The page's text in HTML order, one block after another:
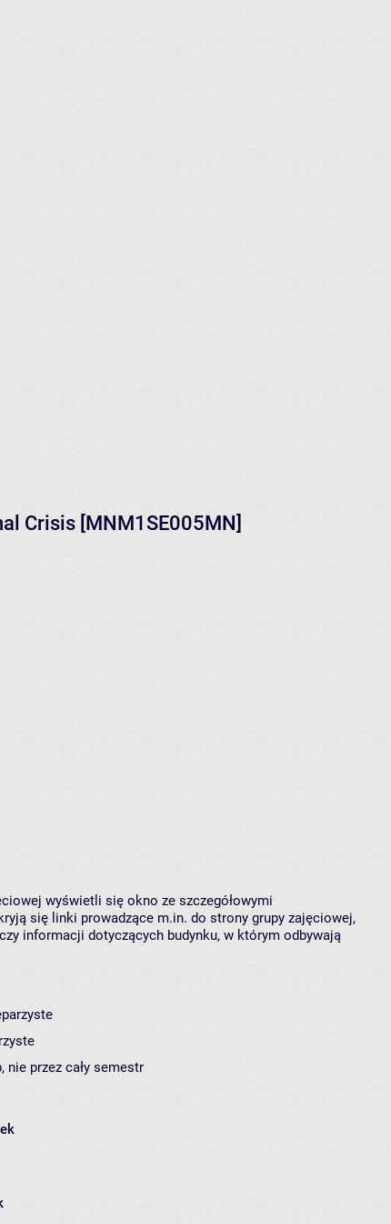
Crisis [MNM1SE005MN]
wyświetli się okno ze szczegółowymi
się linki prowadzące m.in. do strony grupy zajęciowej,
informacji dotyczących budynku, w którym odbywają
przez cały semestr